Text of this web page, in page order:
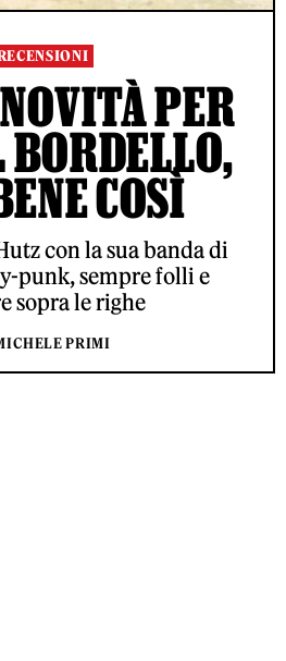
PER
BORDELLO,
COSÌ
con la sua banda di
punk, sempre folli e
sopra le righe
PRIMI